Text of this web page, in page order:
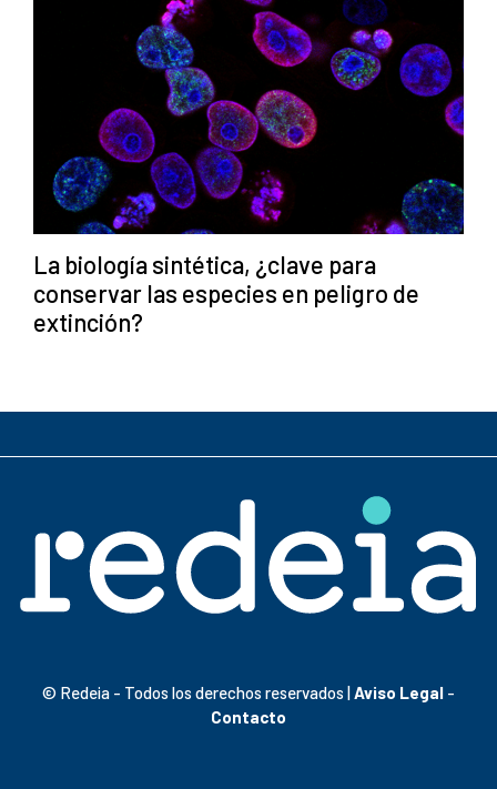
La biología sintética, ¿clave para
conservar las especies en peligro de
extinción?
© Redeia - Todos los derechos reservados |Aviso Legal -
Contacto